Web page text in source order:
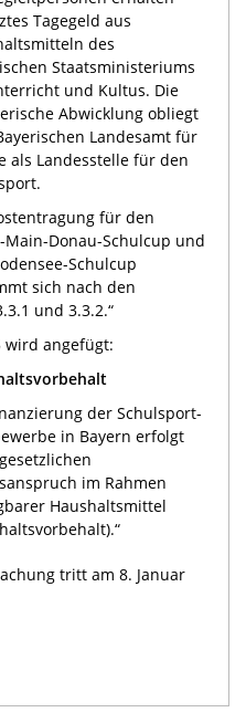
Tagegeld aus
des
Staatsministeriums
und Kultus. Die
Abwicklung obliegt
Landesamt für
als Landesstelle für den
für den
Main-Donau-Schulcup und
Schulcup
sich nach den
und 3.3.2.“
wird angefügt:
der Schulsport-
in Bayern erfolgt
im Rahmen
Haushaltsmittel
tritt am 8. Januar